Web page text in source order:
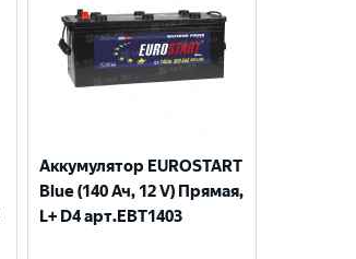
Аккумулятор EUROSTART
Blue (140 Ач, 12 V) Прямая,
L+ D4 арт.EBT1403